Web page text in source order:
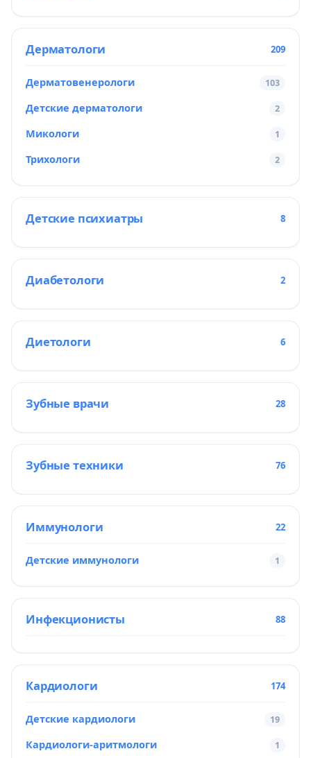
Дерматологи 209
Дерматовенерологи 103
Детские дерматологи 2
Микологи 1
Трихологи 2
Детские психиатры 8
Диабетологи 2
Диетологи 6
Зубные врачи 28
Зубные техники 76
Иммунологи 22
Детские иммунологи 1
Инфекционисты 88
Кардиологи 174
Детские кардиологи 19
Кардиологи-аритмологи 1